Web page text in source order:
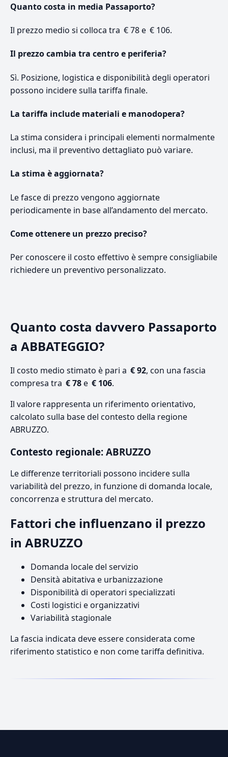
Quanto costa in media Passaporto?
Il prezzo medio si colloca tra € 78 e € 106.
Il prezzo cambia tra centro e periferia?
Sì. Posizione, logistica e disponibilità degli operatori
possono incidere sulla tariffa finale.
La tariffa include materiali e manodopera?
La stima considera i principali elementi normalmente
inclusi, ma il preventivo dettagliato può variare.
La stima è aggiornata?
Le fasce di prezzo vengono aggiornate
periodicamente in base all’andamento del mercato.
Come ottenere un prezzo preciso?
Per conoscere il costo effettivo è sempre consigliabile
richiedere un preventivo personalizzato.
Quanto costa davvero Passaporto
a ABBATEGGIO?
Il costo medio stimato è pari a € 92, con una fascia
compresa tra € 78e € 106.
Il valore rappresenta un riferimento orientativo,
calcolato sulla base del contesto della regione
ABRUZZO.
Contesto regionale: ABRUZZO
Le differenze territoriali possono incidere sulla
variabilità del prezzo, in funzione di domanda locale,
concorrenza e struttura del mercato.
Fattori che influenzano il prezzo
in ABRUZZO
Domanda locale del servizio
Densità abitativa e urbanizzazione
Disponibilità di operatori specializzati
Costi logistici e organizzativi
Variabilità stagionale
La fascia indicata deve essere considerata come
riferimento statistico e non come tariffa definitiva.